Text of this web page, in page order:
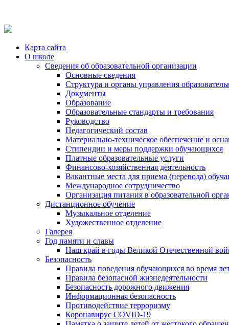
Карта сайта
О школе
Сведения об образовательной организации
Основные сведения
Структура и органы управления
Документы
Образование
Образовательные стандарты и требования
Руководство
Педагогический состав
Материально-техническое обеспечение и
Стипендии и меры поддержки обучающихся
Платные образовательные услуги
Финансово-хозяйственная деятельность
Вакантные места для приема (перевода)
Международное сотрудничество
Организация питания в образовательной
Дистанционное обучение
Музыкальное отделение
Художественное отделение
Галерея
Год памяти и славы
Наш край в годы Великой Отечественной
Безопасность
Правила поведения обучающихся во время
Правила безопасной жизнедеятельности
Безопасность дорожного движения
Информационная безопасность
Противодействие терроризму
Коронавирус COVID-19